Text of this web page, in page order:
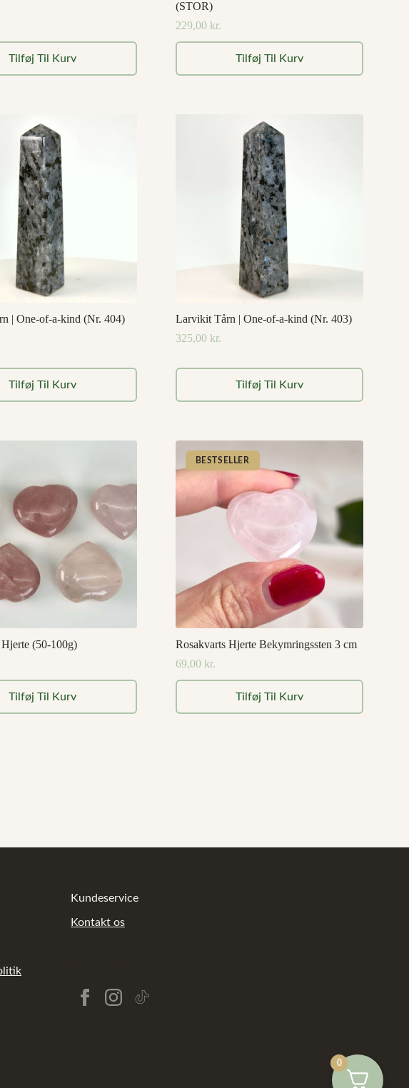
Tilføj Til Kurv
(STOR)
229,00 kr.
Tilføj Til Kurv
| One-of-a-kind (Nr. 404)
Tilføj Til Kurv
Larvikit Tårn | One-of-a-kind (Nr. 403)
325,00 kr.
Tilføj Til Kurv
(50-100g)
Tilføj Til Kurv
BESTSELLER
Rosakvarts Hjerte Bekymringssten 3 cm
69,00 kr.
Tilføj Til Kurv
Kundeservice
Kontakt os
0